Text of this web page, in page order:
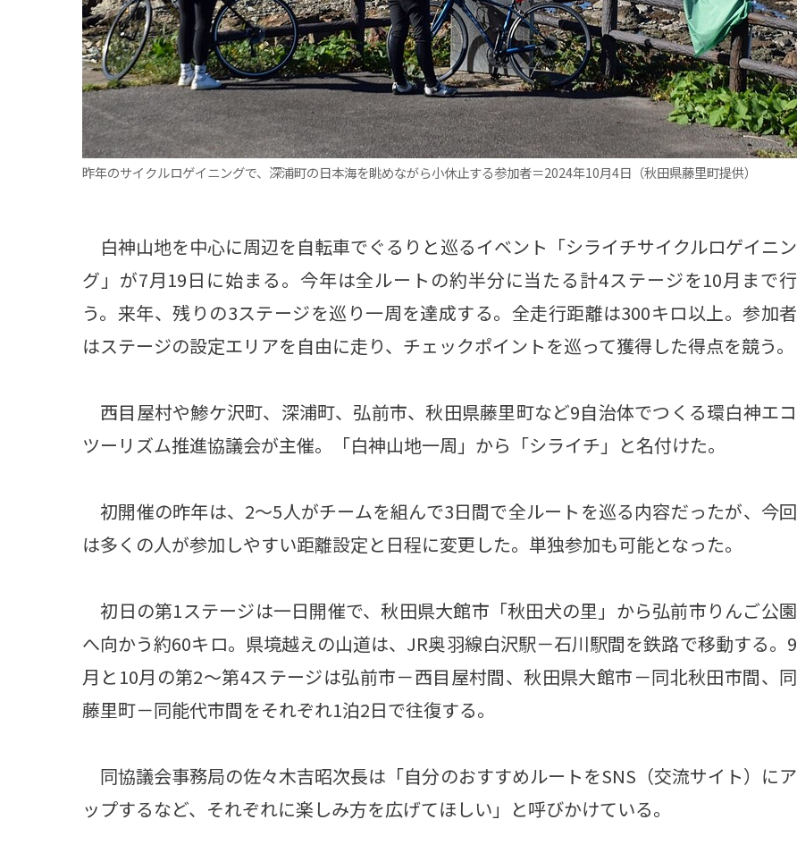
昨年のサイクルロゲイニングで、深浦町の日本海を眺めながら小休止する参加者＝2024年10月4日（秋田県藤里町提供）
白神山地を中心に周辺を自転車でぐるりと巡るイベント「シライチサイクルロゲイニン
グ」が7月19日に始まる。今年は全ルートの約半分に当たる計4ステージを10月まで行
う。来年、残りの3ステージを巡り一周を達成する。全走行距離は300キロ以上。参加者
はステージの設定エリアを自由に走り、チェックポイントを巡って獲得した得点を競う。
西目屋村や鯵ケ沢町、深浦町、弘前市、秋田県藤里町など9自治体でつくる環白神エコ
ツーリズム推進協議会が主催。「白神山地一周」から「シライチ」と名付けた。
初開催の昨年は、2～5人がチームを組んで3日間で全ルートを巡る内容だったが、今回
は多くの人が参加しやすい距離設定と日程に変更した。単独参加も可能となった。
初日の第1ステージは一日開催で、秋田県大館市「秋田犬の里」から弘前市りんご公園
へ向かう約60キロ。県境越えの山道は、JR奥羽線白沢駅－石川駅間を鉄路で移動する。9
月と10月の第2～第4ステージは弘前市－西目屋村間、秋田県大館市－同北秋田市間、同
藤里町－同能代市間をそれぞれ1泊2日で往復する。
同協議会事務局の佐々木吉昭次長は「自分のおすすめルートをSNS（交流サイト）にア
ップするなど、それぞれに楽しみ方を広げてほしい」と呼びかけている。
ご当地グルメ